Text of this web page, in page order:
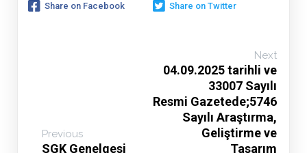
Share on Facebook Share on Twitter
Previous
SGK Genelgesi
Next
04.09.2025 tarihli ve
33007 Sayılı
Resmi Gazetede;5746
Sayılı Araştırma,
Geliştirme ve
Tasarım